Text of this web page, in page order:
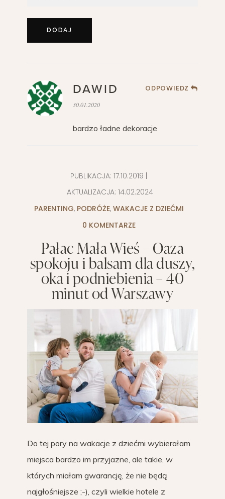
DAWID ODPOWIEDZ
30.01.2020
bardzo ładne dekoracje
PUBLIKACJA: 17.10.2019
AKTUALIZACJA: 14.02.2024
PARENTING, PODRÓŻE, WAKACJE Z DZIEĆMI
0 KOMENTARZE
Pałac Mała Wieś – Oaza
spokoju i balsam dla duszy,
oka i podniebienia – 40
minut od Warszawy
Do tej pory na wakacje z dziećmi wybierałam
miejsca bardzo im przyjazne, ale takie, w
których miałam gwarancję, że nie będą
najgłośniejsze ;-), czyli wielkie hotele z